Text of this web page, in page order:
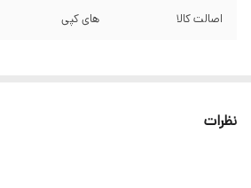
اصالت کالا های کپی
نظرات